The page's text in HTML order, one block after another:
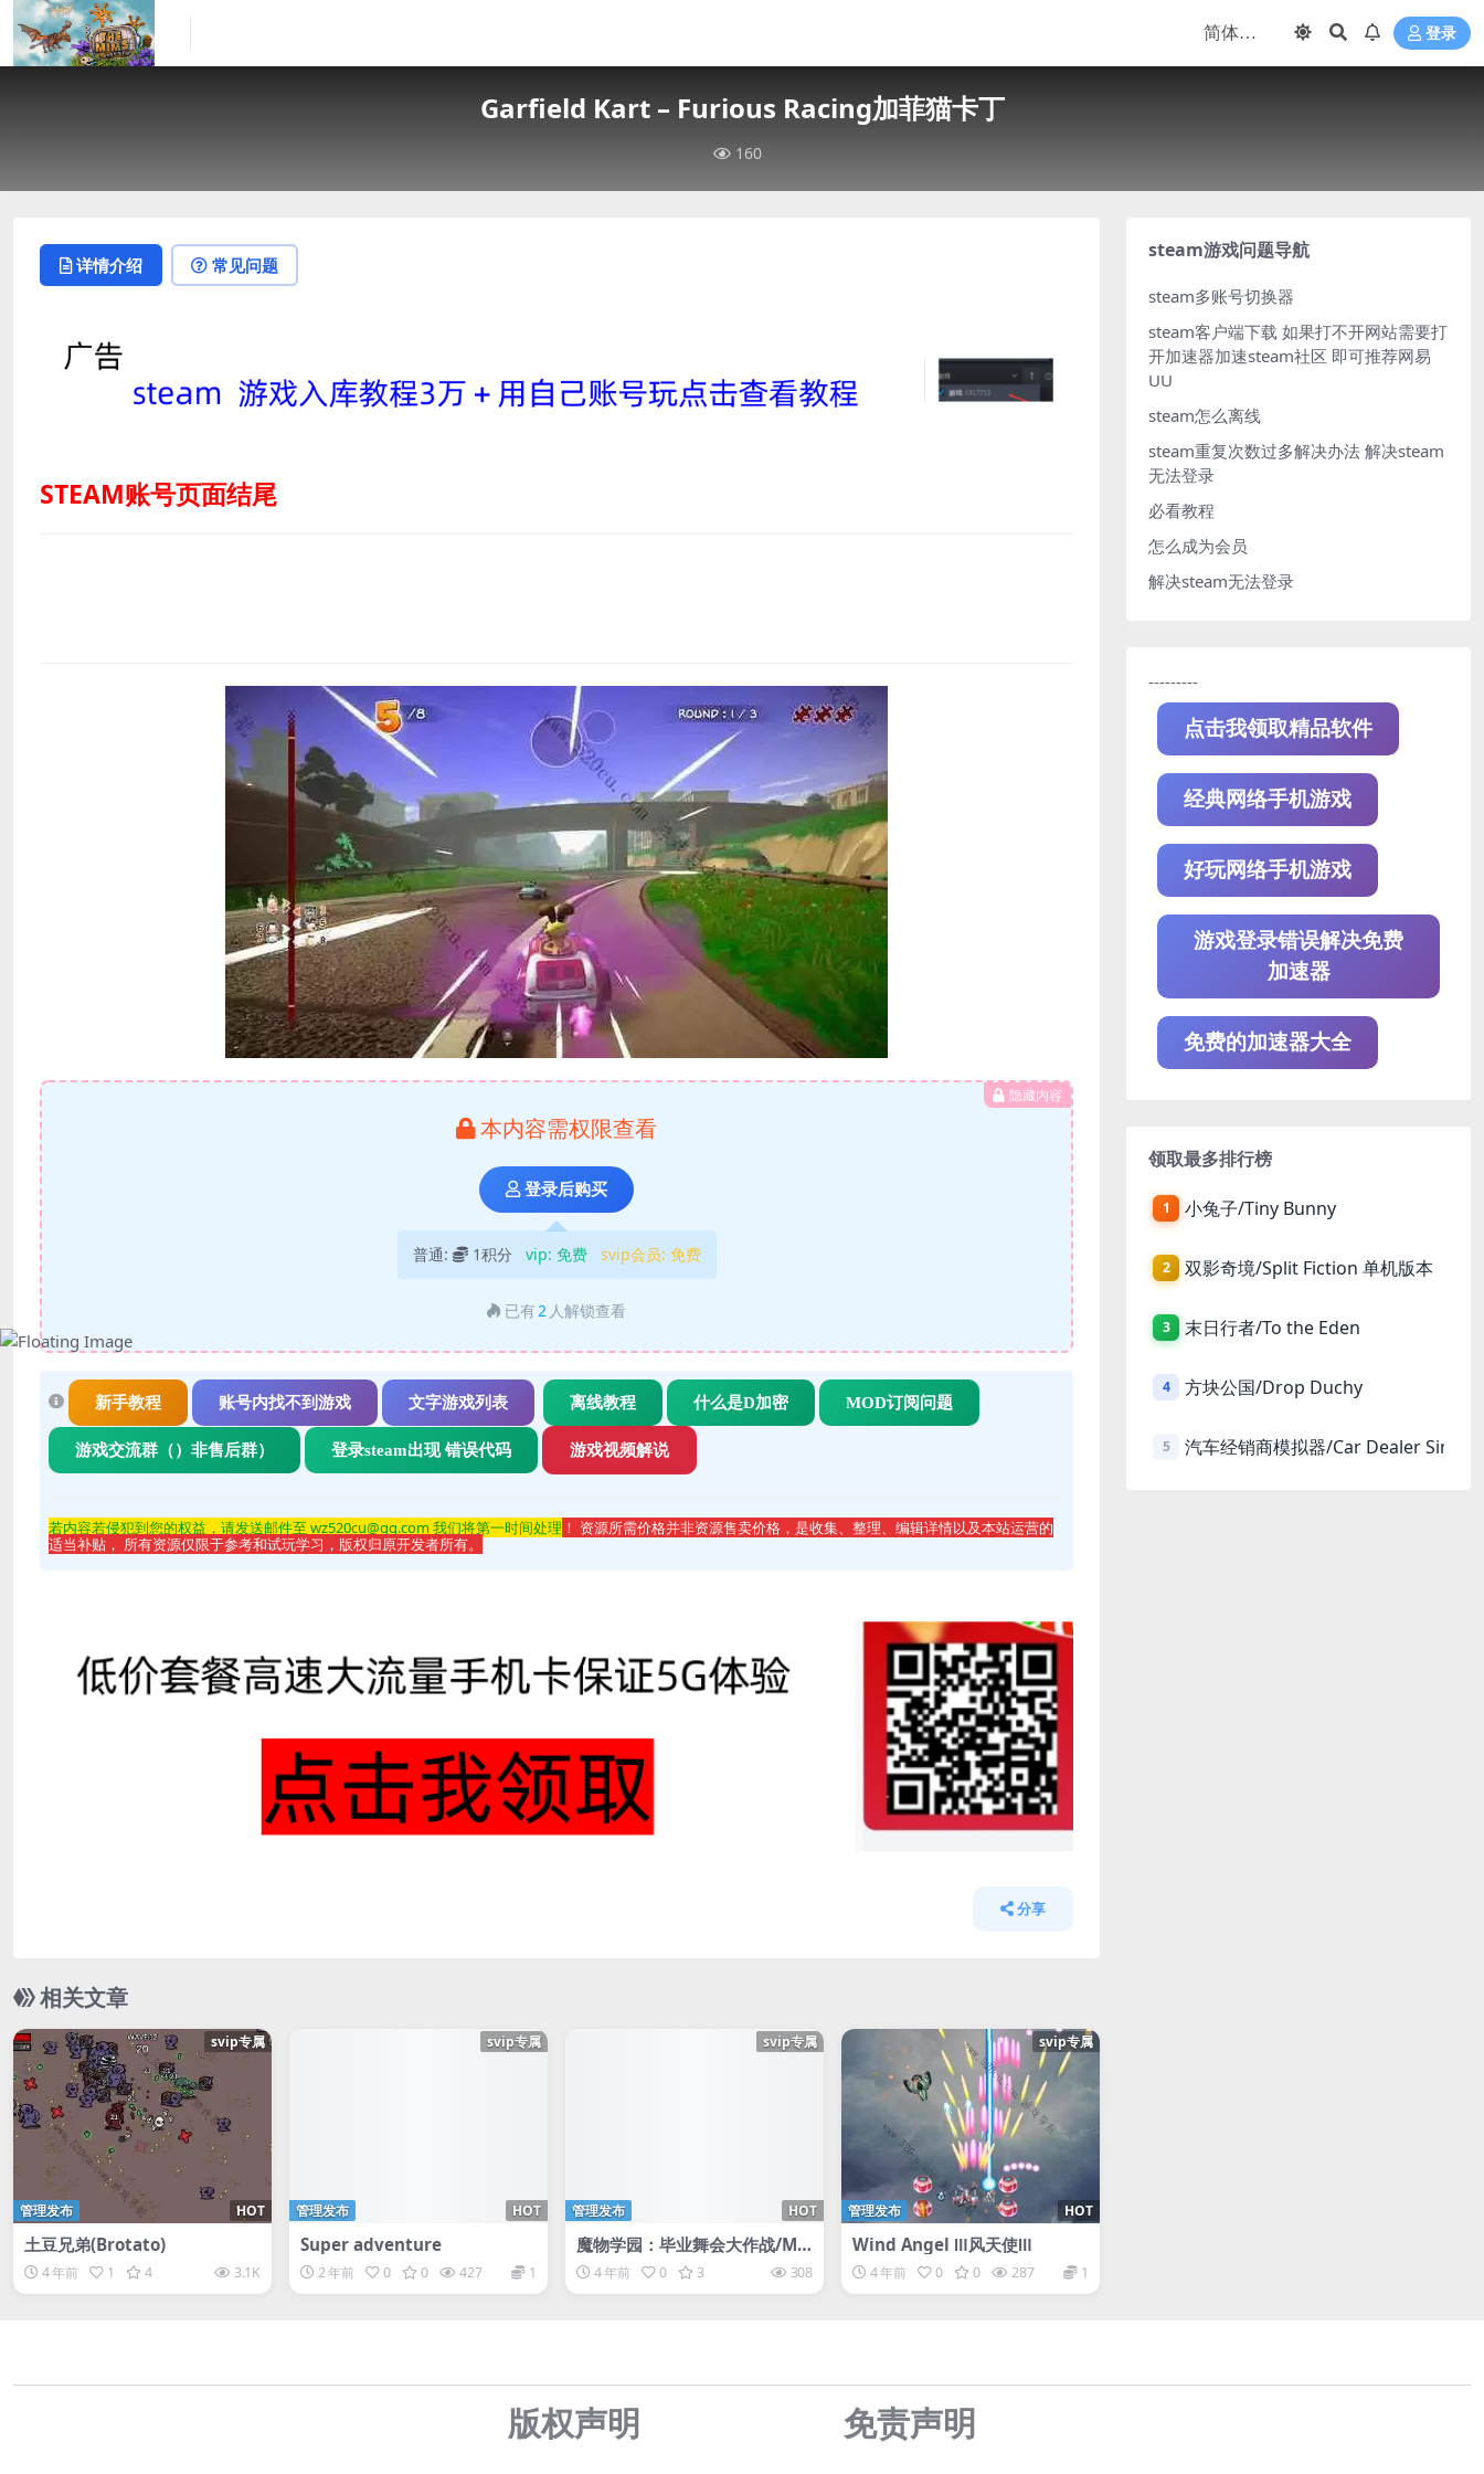
登录
Garfield Kart – Furious Racing加菲猫卡丁
160
详情介绍 常见问题
STEAM账号页面结尾
隐藏内容
本内容需权限查看
登录后购买
普通: 1积分 vip: 免费 svip会员: 免费
已有2 人解锁查看
新手教程 账号内找不到游戏 文字游戏列表 离线教程 什么是D加密 MOD订阅问题
游戏交流群（）非售后群） 登录steam出现 错误代码 游戏视频解说
若内容若侵犯到您的权益，请发送邮件至 wz520cu@qq.com 我们将第一时间处理 ！ 资源所需价格并非资源售卖价格，是收集、整理、编辑详情以及本站运营的
适当补贴， 所有资源仅限于参考和试玩学习，版权归原开发者所有。
分享
相关文章
svip专属
HOT
管理发布
土豆兄弟(Brotato)
4 年前 1 4 3.1K
svip专属
HOT
管理发布
Super adventure
2 年前 0 0 427 1
svip专属
HOT
管理发布
魔物学园：毕业舞会大作战/Mo
nster Prom
4 年前 0 3 308
svip专属
HOT
管理发布
Wind Angel Ⅲ风天使Ⅲ
4 年前 0 0 287 1
steam游戏问题导航
steam多账号切换器
steam客户端下载 如果打不开网站需要打
开加速器加速steam社区 即可推荐网易
UU
steam怎么离线
steam重复次数过多解决办法 解决steam
无法登录
必看教程
怎么成为会员
解决steam无法登录
---------
点击我领取精品软件
经典网络手机游戏
好玩网络手机游戏
游戏登录错误解决免费
加速器
免费的加速器大全
领取最多排行榜
1 小兔子/Tiny Bunny
2 双影奇境/Split Fiction 单机版本
3 末日行者/To the Eden
4 方块公国/Drop Duchy
5 汽车经销商模拟器/Car Dealer
版权声明 免责声明